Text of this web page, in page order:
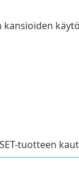
kansioiden
tuotteen